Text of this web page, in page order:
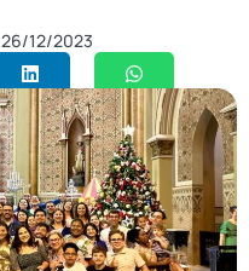
26/12/2023